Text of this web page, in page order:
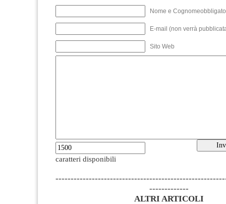
Nome e
E-mail (non verrà
Sito Web
caratteri disponibili
-------------
ALTRI ARTICOLI